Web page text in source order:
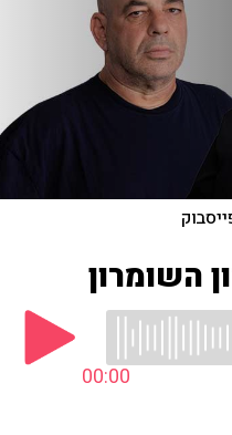
השומרון
00:00